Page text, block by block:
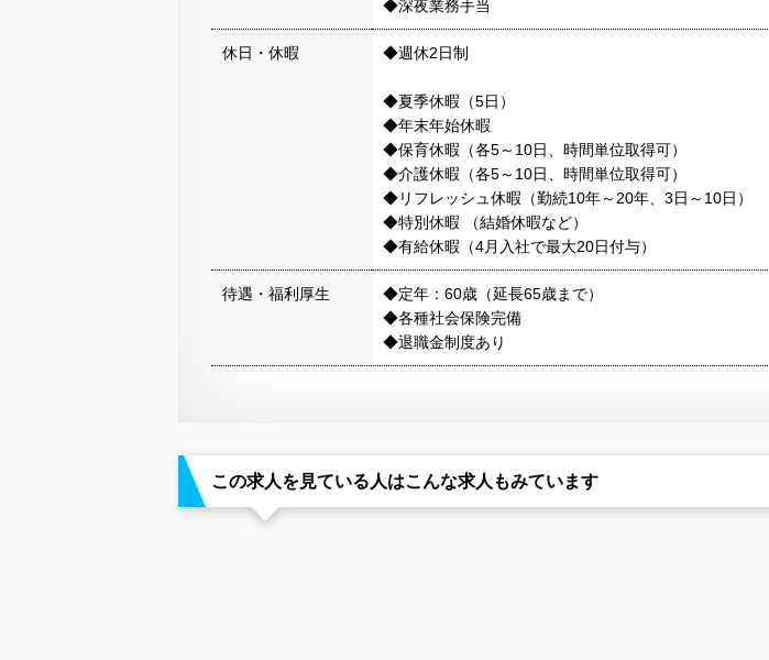
◆深夜業務手当
休日・休暇 ◆週休2日制
◆夏季休暇（5日）
◆年末年始休暇
◆保育休暇（各5～10日、時間単位取得可）
◆介護休暇（各5～10日、時間単位取得可）
◆リフレッシュ休暇（勤続10年～20年、3日～10日）
◆特別休暇 （結婚休暇など）
◆有給休暇（4月入社で最大20日付与）
待遇・福利厚生
◆定年：60歳（延長65歳まで）
◆各種社会保険完備
◆退職金制度あり
この求人を見ている人はこんな求人もみています